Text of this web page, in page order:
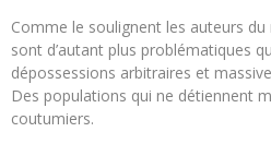
Comme le soulignent les auteurs
sont d’autant plus problématiques
dépossessions arbitraires et
Des populations qui ne détiennent
coutumiers.